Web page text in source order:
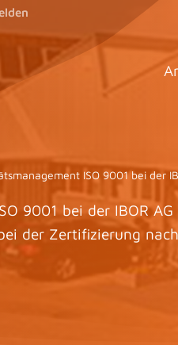
ISO 9001 bei der
9001 bei der IBOR AG
der Zertifizierung